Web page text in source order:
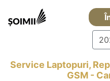
Service Laptopuri,
GSM -